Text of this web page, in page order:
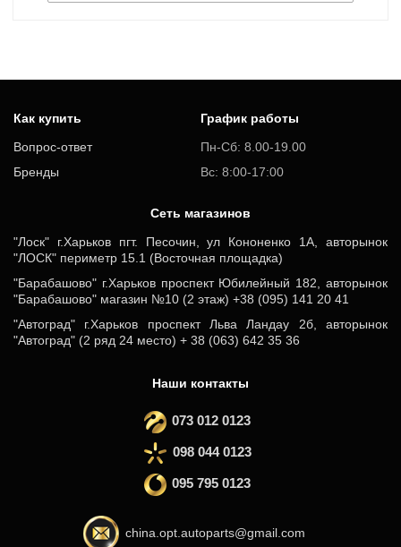
Как купить
Вопрос-ответ
Бренды
График работы
Пн-Сб: 8.00-19.00
Вс: 8:00-17:00
Cеть магазинов
"Лоск" г.Харьков пгт. Песочин, ул Кононенко 1А, авторынок
"ЛОСК" периметр 15.1 (Восточная площадка)
"Барабашово" г.Харьков проспект Юбилейный 182, авторынок
"Барабашово" магазин №10 (2 этаж) +38 (095) 141 20 41
"Автоград" г.Харьков проспект Льва Ландау 2б, авторынок
"Автоград" (2 ряд 24 место) + 38 (063) 642 35 36
Наши контакты
073 012 0123
098 044 0123
095 795 0123
china.opt.autoparts@gmail.com